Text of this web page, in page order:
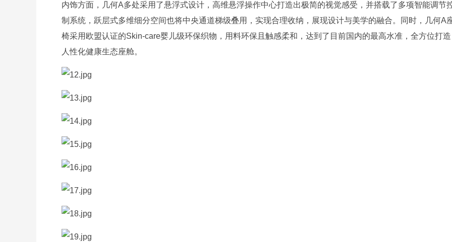
内饰方面，几何A多处采用了悬浮式设计，高维悬浮操作中心打造出极简的视觉感受，并搭载了多项智能调节
制系统，跃层式多维细分空间也将中央通道梯级叠用，实现合理收纳，展现设计与美学的融合。同时，几何A
椅采用欧盟认证的Skin-care婴儿级环保织物，用料环保且触感柔和，达到了目前国内的最高水准，全方位打造
人性化健康生态座舱。